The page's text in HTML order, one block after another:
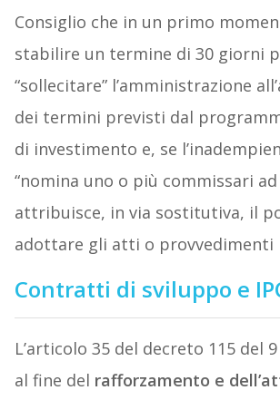
Consiglio che in un primo
stabilire un termine di 30 giorni
“sollecitare” l’amministrazione
dei termini previsti dal
di investimento e, se
“nomina uno o più commissari
attribuisce, in via sostitutiva, il
adottare gli atti o provvedimenti
Contratti di sviluppo e
L’articolo 35 del decreto 115 del
al fine del rafforzamento e